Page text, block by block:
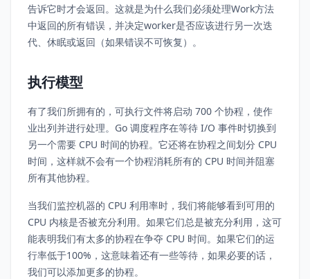
告诉它时才会返回。这就是为什么我们必须处理Work方法
中返回的所有错误，并决定worker是否应该进行另一次迭
代、休眠或返回（如果错误不可恢复）。
执行模型
有了我们所拥有的，可执行文件将启动 700 个协程，使作
业出列并进行处理。Go 调度程序在等待 I/O 事件时切换到
另一个需要 CPU 时间的协程。它还将在协程之间划分 CPU
时间，这样就不会有一个协程消耗所有的 CPU 时间并阻塞
所有其他协程。
当我们监控机器的 CPU 利用率时，我们将能够看到可用的
CPU 内核是否被充分利用。如果它们总是被充分利用，这可
能表明我们有太多的协程在争夺 CPU 时间。如果它们的运
行率低于100%，这意味着还有一些等待，如果必要的话，
我们可以添加更多的协程。